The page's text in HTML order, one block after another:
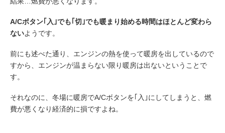
A/Cボタン｢入｣でも｢切｣でも暖まり始める時間はほとんど変わら
ないようです。
前にも述べた通り、エンジンの熱を使って暖房を出しているので
すから、エンジンが温まらない限り暖房は出ないということで
す。
それなのに、冬場に暖房でA/Cボタンを｢入｣にしてしまうと、燃
費が悪くなり経済的に損ですよね。